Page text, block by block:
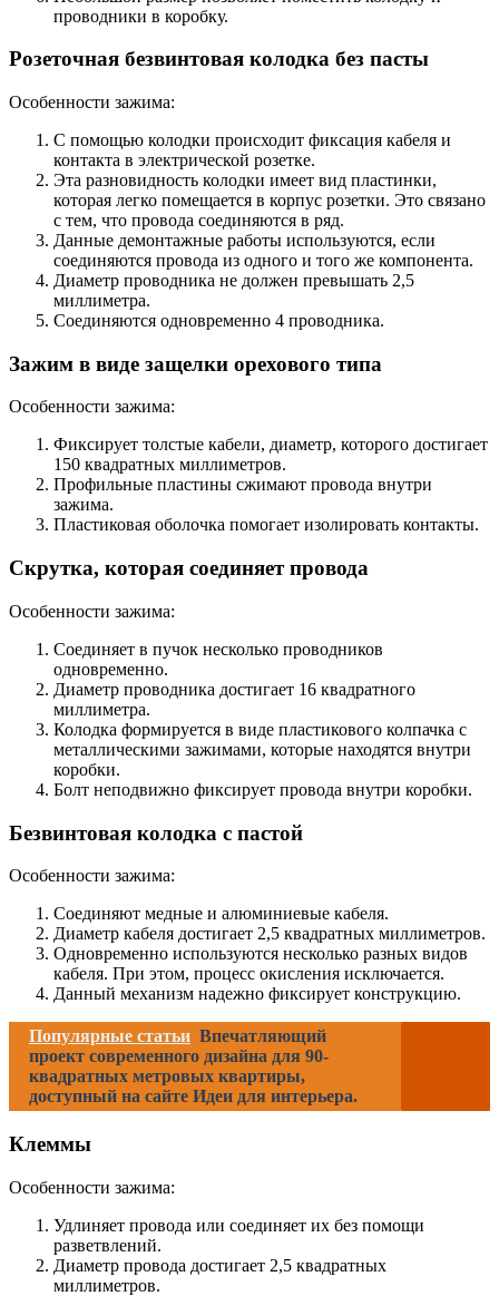
проводники в коробку.
Розеточная безвинтовая колодка без пасты
Особенности зажима:
С помощью колодки происходит фиксация кабеля и
контакта в электрической розетке.
Эта разновидность колодки имеет вид пластинки,
которая легко помещается в корпус розетки. Это связано
с тем, что провода соединяются в ряд.
Данные демонтажные работы используются, если
соединяются провода из одного и того же компонента.
Диаметр проводника не должен превышать 2,5
миллиметра.
Соединяются одновременно 4 проводника.
Зажим в виде защелки орехового типа
Особенности зажима:
Фиксирует толстые кабели, диаметр, которого достигает
150 квадратных миллиметров.
Профильные пластины сжимают провода внутри
зажима.
Пластиковая оболочка помогает изолировать контакты.
Скрутка, которая соединяет провода
Особенности зажима:
Соединяет в пучок несколько проводников
одновременно.
Диаметр проводника достигает 16 квадратного
миллиметра.
Колодка формируется в виде пластикового колпачка с
металлическими зажимами, которые находятся внутри
коробки.
Болт неподвижно фиксирует провода внутри коробки.
Безвинтовая колодка с пастой
Особенности зажима:
Соединяют медные и алюминиевые кабеля.
Диаметр кабеля достигает 2,5 квадратных миллиметров.
Одновременно используются несколько разных видов
кабеля. При этом, процесс окисления исключается.
Данный механизм надежно фиксирует конструкцию.
Популярные статьи Впечатляющий
проект современного дизайна для 90-
квадратных метровых квартиры,
доступный на сайте Идеи для интерьера.
Клеммы
Особенности зажима:
Удлиняет провода или соединяет их без помощи
разветвлений.
Диаметр провода достигает 2,5 квадратных
миллиметров.